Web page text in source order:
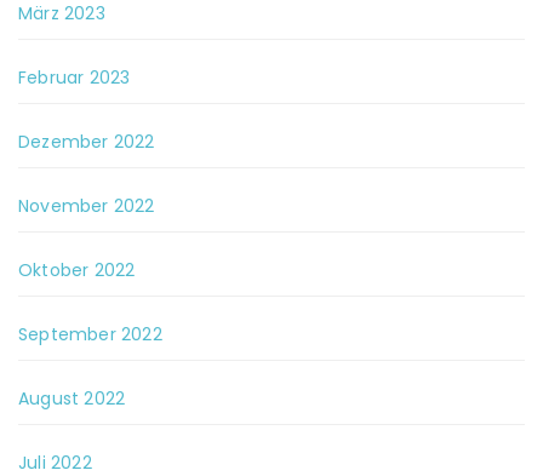
März 2023
Februar 2023
Dezember 2022
November 2022
Oktober 2022
September 2022
August 2022
Juli 2022